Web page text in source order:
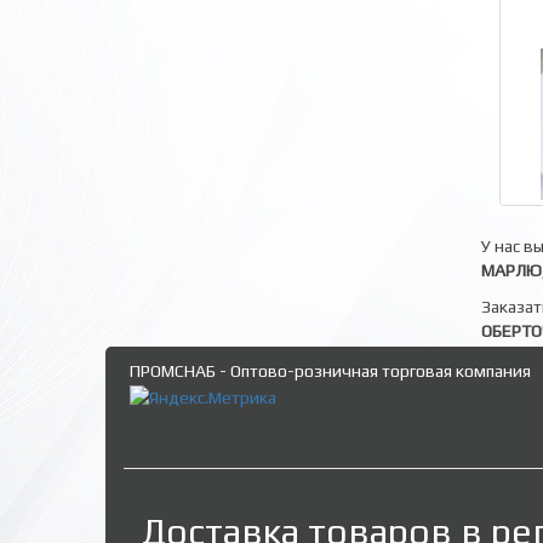
У нас
ПРОМСНАБ - Оптово-розничная торговая компания
Доставка товаров в